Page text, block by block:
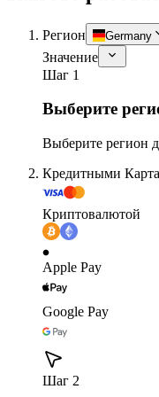
Регион Germany
Значение
Шаг 1
Выберите
Выберите регион
Кредитными
Криптовалютой
Apple Pay
Google Pay
Шаг 2